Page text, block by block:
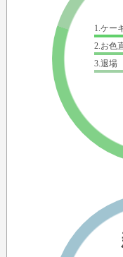
1.ケー
2.お色
3.退場